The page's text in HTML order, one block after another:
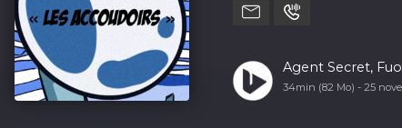
Agent Secret,
34min (82 Mo) - 25